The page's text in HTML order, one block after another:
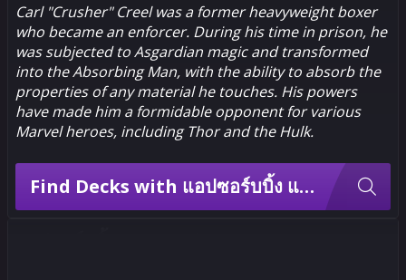
Carl "Crusher" Creel was a former heavyweight boxer
who became an enforcer. During his time in prison, he
was subjected to Asgardian magic and transformed
into the Absorbing Man, with the ability to absorb the
properties of any material he touches. His powers
have made him a formidable opponent for various
Marvel heroes, includingThorand theHulk.
Find Decks with แอปซอร์บบิ้ง แมน